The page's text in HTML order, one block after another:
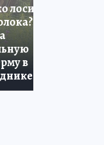
лосиха
в